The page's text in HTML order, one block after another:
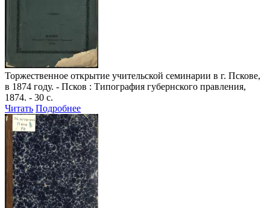
Торжественное открытие учительской семинарии в г. Пскове,
в 1874 году. - Псков : Типография губернского правления,
1874. - 30 с.
Читать Подробнее